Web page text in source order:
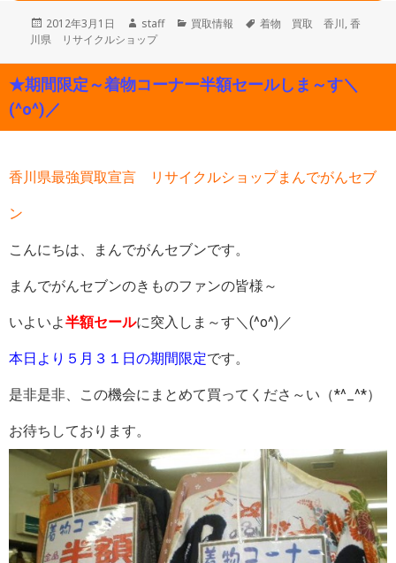
投
稿
2012年3月1日
作
成
staff
カ
ー
買取情報
タ
着物 買取 香川,香
川県 リサイクルショップ
★期間限定～着物コーナー半額セールしま～す＼
(^o^)／
香川県最強買取宣言 リサイクルショップまんでがんセブ
ン
こんにちは、まんでがんセブンです。
まんでがんセブンのきものファンの皆様～
いよいよ半額セールに突入しま～す＼(^o^)／
本日より５月３１日の期間限定です。
是非是非、この機会にまとめて買ってくださ～い（*^_^*）
お待ちしております。